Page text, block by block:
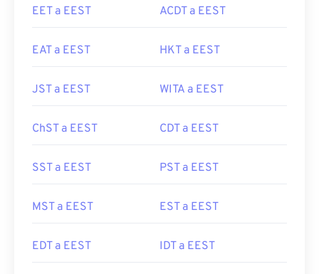
EET a EEST ACDT a EEST
EAT a EEST HKT a EEST
JST a EEST WITA a EEST
ChST a EEST CDT a EEST
SST a EEST PST a EEST
MST a EEST EST a EEST
EDT a EEST IDT a EEST